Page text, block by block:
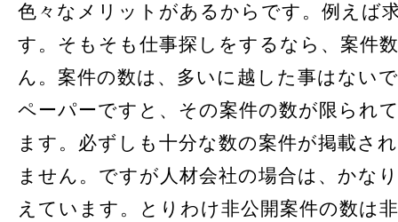
色々なメリットがあるからです。例えば
す。そもそも仕事探しをするなら、案件
ん。案件の数は、多いに越した事はない
ペーパーですと、その案件の数が限られ
ます。必ずしも十分な数の案件が掲載さ
ません。ですが人材会社の場合は、かな
えています。とりわけ非公開案件の数は